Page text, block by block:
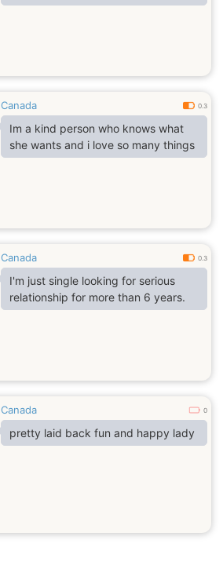
Canada 0.3
Im a kind person who knows what
she wants and i love so many things
Canada 0.3
I'm just single looking for serious
relationship for more than 6 years.
Canada 0
pretty laid back fun and happy lady